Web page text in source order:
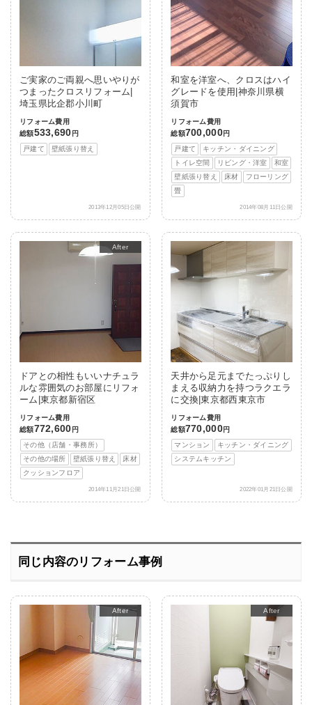
ご実家のご両親へ思いやりが
つまったクロスリフォーム|
埼玉県比企郡小川町
リフォーム費用
総額533,690 円
戸建て
壁紙張り替え
2013年12月05日公開
和室を洋室へ、クロスはハイ
グレードを使用|神奈川県横
須賀市
リフォーム費用
総額700,000円
戸建て
キッチン・ダイニング
トイレ空間
リビング・洋室
和室
壁紙張り替え
床材
フローリング
畳
2014年08月11日公開
After
ドアとの相性もいいナチュラ
ルな雰囲気のお部屋にリフォ
ーム|東京都新宿区
リフォーム費用
総額772,600 円
その他（店舗・事務所）
その他の場所
壁紙張り替え
床材
クッションフロア
2014年11月21日公開
天井から足元までたっぷりし
まえる収納力を持つラクエラ
に交換|東京都西東京市
リフォーム費用
総額770,000円
マンション
キッチン・ダイニング
システムキッチン
2022年01月21日公開
同じ内容のリフォーム事例
After After